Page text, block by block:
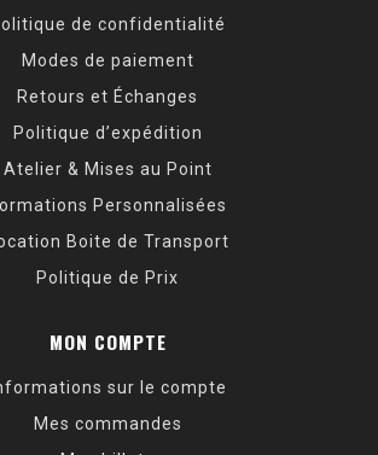
de confidentialité
Modes de paiement
Retours et Échanges
Politique d’expédition
Atelier & Mises au Point
Personnalisées
Boite de Transport
Politique de Prix
MON COMPTE
sur le compte
Mes commandes